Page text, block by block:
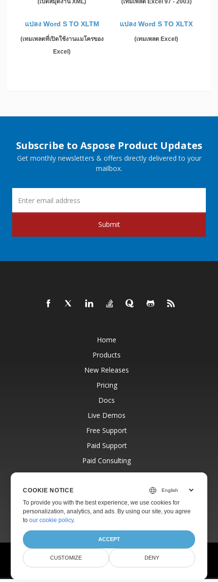
(เปิดสมุดงาน XML) (เทมเพลต Excel 97 - 2003)
แปลง Word S TO XLTM
(เทมเพลตที่เปิดใช้งานแมโครของ
Excel)
แปลง Word S TO XLTX
(เทมเพลต Excel)
Subscribe to Aspose Product Updates
Get monthly newsletters & offers directly delivered to your
mailbox.
Submit
Home
Products
New Releases
Pricing
Docs
Live Demos
Free Support
Paid Support
Paid Consulting
Blog
About
© Aspose Pty Ltd 2001-2026.
All Rights Reserved.
Terms of use
COOKIE NOTICE
To provide you with the best experience, we use cookies for
personalization, analytics, and ads. By using our site, you agree
toour cookie policy.
ACCEPT
CUSTOMIZE DENY